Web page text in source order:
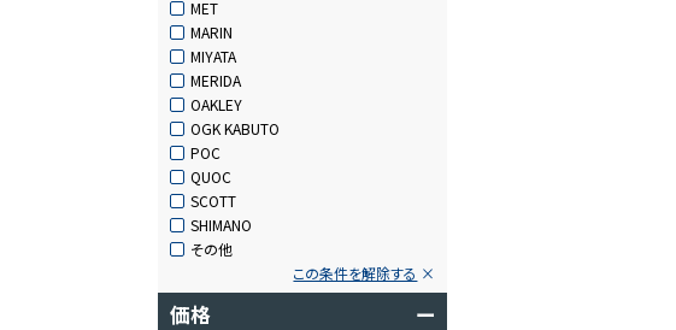
MET
MARIN
MIYATA
MERIDA
OAKLEY
OGK KABUTO
POC
QUOC
SCOTT
SHIMANO
その他
この条件を解除する
価格 ー